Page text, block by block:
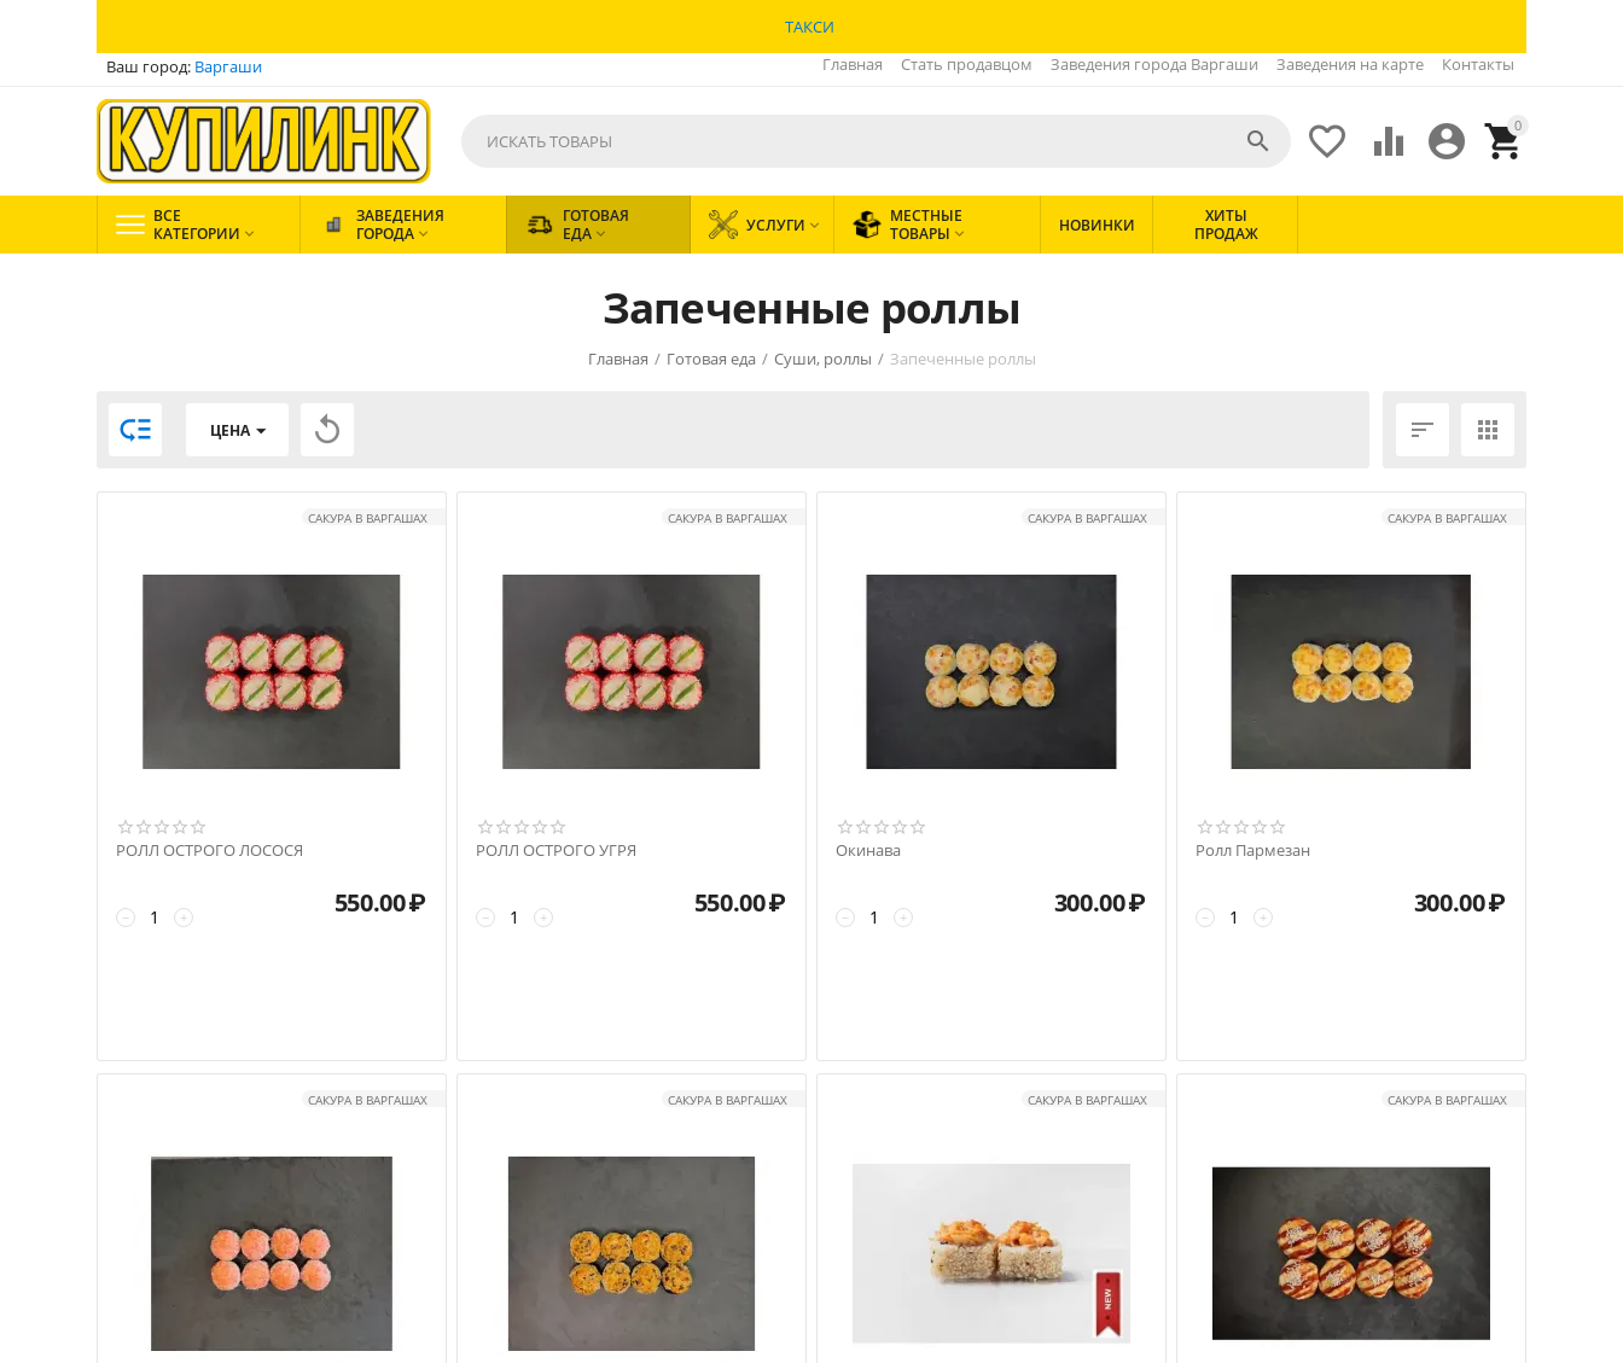
ТАКСИ
Ваш город: Варгаши Главная Стать продавцом Заведения города Варгаши Заведения на карте Контакты
0


 

ВСЕ
КАТЕГОРИИ 
ЗАВЕДЕНИЯ
ГОРОДА 
ГОТОВАЯ
ЕДА  УСЛУГИ 
МЕСТНЫЕ
ТОВАРЫ  НОВИНКИ
ХИТЫ
ПРОДАЖ
Запеченные роллы
Главная / Готовая еда / Суши, роллы / Запеченные роллы
 ЦЕНА   
САКУРА В ВАРГАШАХ
РОЛЛ ОСТРОГО ЛОСОСЯ
+
− 550.00₽
САКУРА В ВАРГАШАХ
РОЛЛ ОСТРОГО УГРЯ
+
− 550.00₽
САКУРА В ВАРГАШАХ
Окинава
+
− 300.00₽
САКУРА В ВАРГАШАХ
Ролл Пармезан
+
− 300.00₽
САКУРА В ВАРГАШАХ САКУРА В ВАРГАШАХ САКУРА В ВАРГАШАХ САКУРА В ВАРГАШАХ